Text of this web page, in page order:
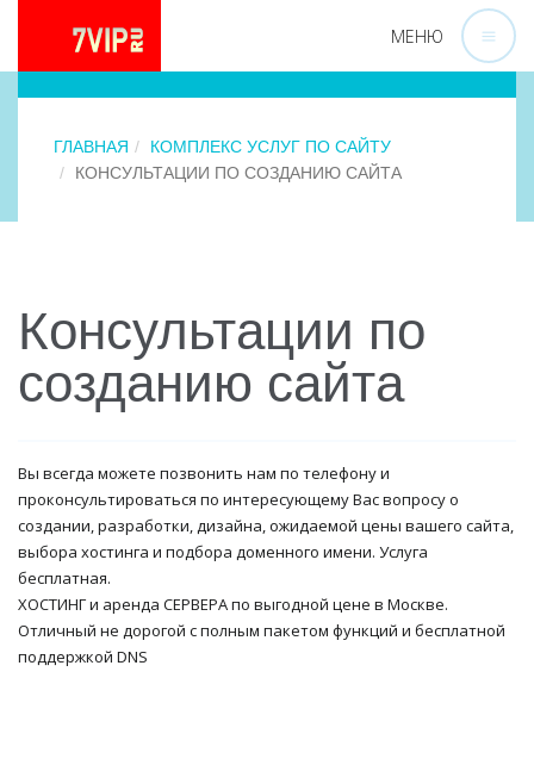
МЕНЮ
ГЛАВНАЯ
КОМПЛЕКС УСЛУГ ПО САЙТУ
КОНСУЛЬТАЦИИ ПО СОЗДАНИЮ САЙТА
Консультации по
созданию сайта
Вы всегда можете позвонить нам по телефону и
проконсультироваться по интересующему Вас вопросу о
создании, разработки, дизайна, ожидаемой цены вашего сайта,
выбора хостинга и подбора доменного имени. Услуга
бесплатная.
ХОСТИНГ и аренда СЕРВЕРА по выгодной цене в Москве.
Отличный не дорогой с полным пакетом функций и бесплатной
поддержкой DNS